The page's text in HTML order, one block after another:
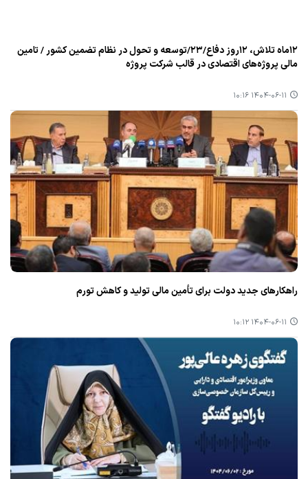
۱۲ماه تلاش، ۱۲روز دفاع/۲۳/توسعه و تحول در نظام تضمین كشور / تامین
مالی پروژه‌های اقتصادی در قالب شركت پروژه
۱۴۰۴-۰۶-۱۱ ۱۰:۱۶
راهكارهای جدید دولت برای تأمین مالی تولید و كاهش تورم
۱۴۰۴-۰۶-۱۱ ۱۰:۱۲